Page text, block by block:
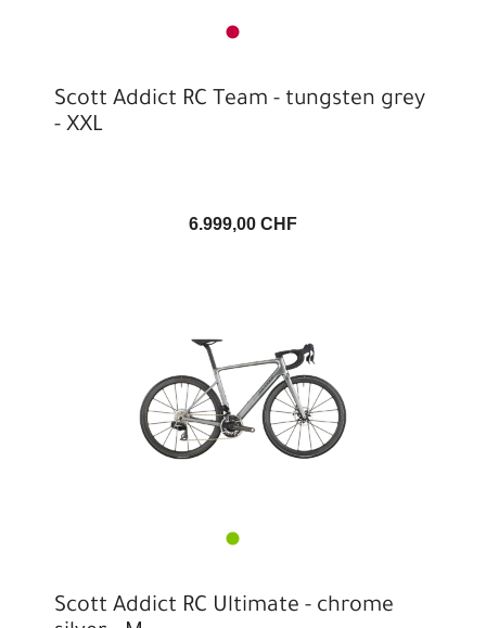
Scott Addict RC Team - tungsten grey
- XXL
6.999,00 CHF
Scott Addict RC Ultimate - chrome